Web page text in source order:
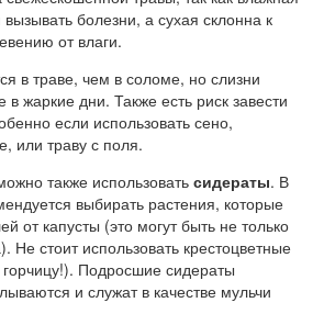
болезни, а сухая склонна к
от влаги.
в траве, чем в соломе, но слизни
жаркие дни. Также есть риск завести
если использовать сено,
или траву с поля.
также использовать сидераты. В
выбирать растения, которые
от капусты (это могут быть не только
Не стоит использовать крестоцветные
Подросшие сидераты
и служат в качестве мульчи